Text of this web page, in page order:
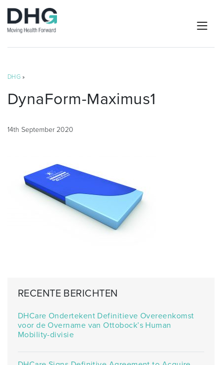
DHG »
DynaForm-Maximus1
14th September 2020
RECENTE BERICHTEN
DHCare Ondertekent Definitieve Overeenkomst
voor de Overname van Ottobock’s Human
Mobility-divisie